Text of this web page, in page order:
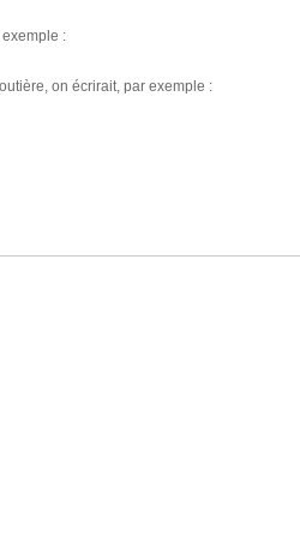
:
on écrirait, par exemple :